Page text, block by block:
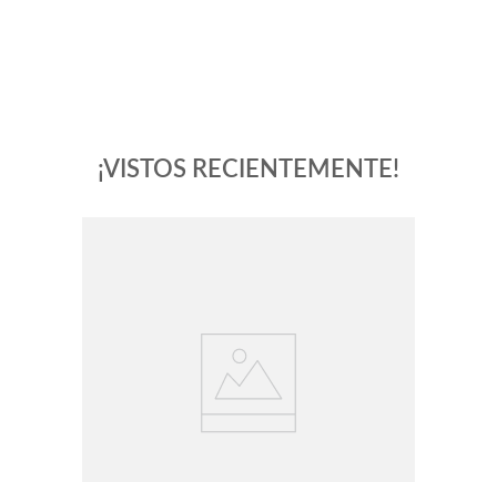
¡VISTOS RECIENTEMENTE!